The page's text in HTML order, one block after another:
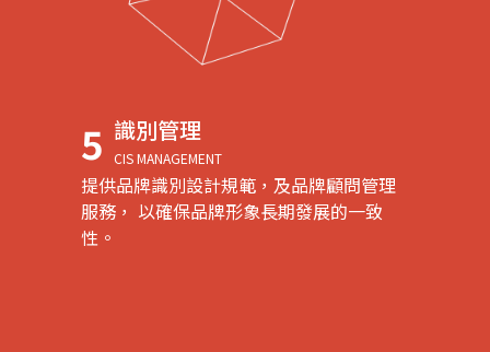
5 識別管理
CIS MANAGEMENT
提供品牌識別設計規範，及品牌顧問管理
服務， 以確保品牌形象長期發展的一致
性。